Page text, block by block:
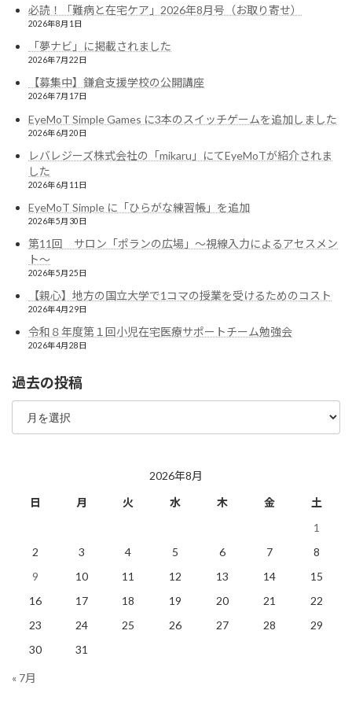
必読！「難病と在宅ケア」2026年8月号（お取り寄せ）
2026年8月1日
「夢ナビ」に掲載されました
2026年7月22日
【募集中】鎌倉支援学校の公開講座
2026年7月17日
EyeMoT Simple Games に3本のスイッチゲームを追加しました
2026年6月20日
レバレジーズ株式会社の「mikaru」にてEyeMoTが紹介されま
した
2026年6月11日
EyeMoT Simple に「ひらがな練習帳」を追加
2026年5月30日
第11回 サロン「ポランの広場」〜視線入力によるアセスメン
ト〜
2026年5月25日
【親心】地方の国立大学で1コマの授業を受けるためのコスト
2026年4月29日
令和８年度第１回小児在宅医療サポートチーム勉強会
2026年4月28日
過去の投稿
過
の
2026年8月
日
月 火 水 木 金
土
1
2
3 4 5 6 7
8
9
10 11 12 13 14
15
16
17 18 19 20 21
22
23
24 25 26 27 28
29
30
31
« 7月